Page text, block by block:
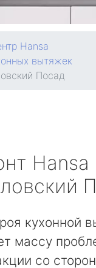
Hansa
вытяжек
Посад
Hansa
кухонной
массу
со